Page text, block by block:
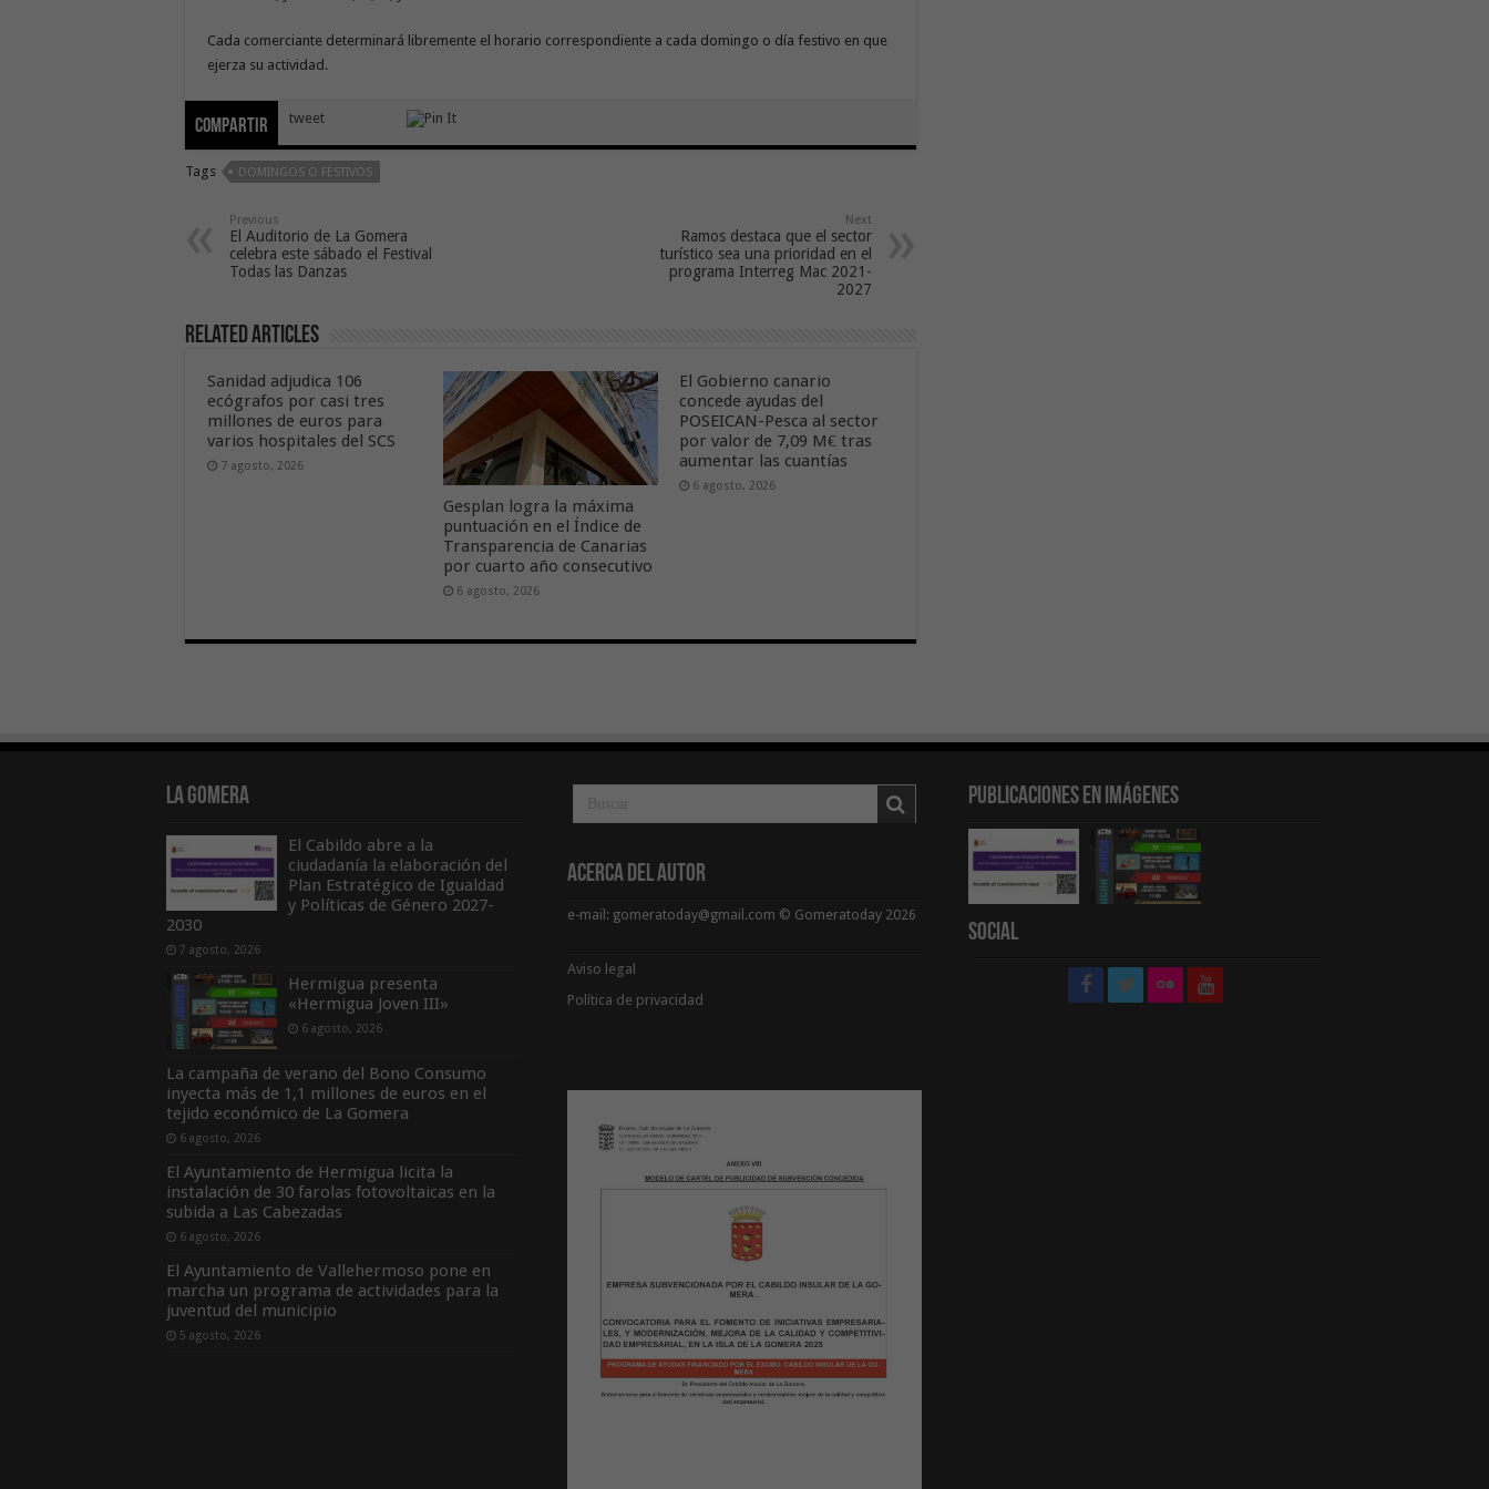
Cada comerciante determinará libremente el horario correspondiente a cada domingo o día festivo en que
ejerza su actividad.
Compartir tweet
Tags DOMINGOS O FESTIVOS
Previous
El Auditorio de La Gomera
celebra este sábado el Festival
Todas las Danzas
Next
Ramos destaca que el sector
turístico sea una prioridad en el
programa Interreg Mac 2021-
2027
Related Articles
Sanidad adjudica 106
ecógrafos por casi tres
millones de euros para
varios hospitales del SCS
7 agosto, 2026
Gesplan logra la máxima
puntuación en el Índice de
Transparencia de Canarias
por cuarto año consecutivo
6 agosto, 2026
El Gobierno canario
concede ayudas del
POSEICAN-Pesca al sector
por valor de 7,09 M€ tras
aumentar las cuantías
6 agosto, 2026
La Gomera
El Cabildo abre a la
ciudadanía la elaboración del
Plan Estratégico de Igualdad
y Políticas de Género 2027-
2030
7 agosto, 2026
Hermigua presenta
«Hermigua Joven III»
6 agosto, 2026
La campaña de verano del Bono Consumo
inyecta más de 1,1 millones de euros en el
tejido económico de La Gomera
6 agosto, 2026
El Ayuntamiento de Hermigua licita la
instalación de 30 farolas fotovoltaicas en la
subida a Las Cabezadas
6 agosto, 2026
El Ayuntamiento de Vallehermoso pone en
marcha un programa de actividades para la
juventud del municipio
5 agosto, 2026
Acerca del Autor
e-mail: gomeratoday@gmail.com © Gomeratoday 2026
Aviso legal
Política de privacidad
Publicaciones en Imágenes
Social